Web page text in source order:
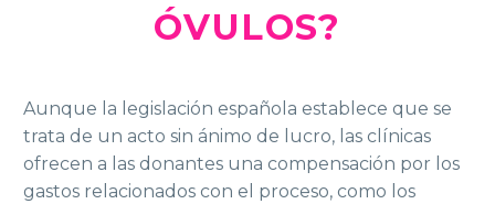
ÓVULOS?
Aunque la legislación española establece que se
trata de un acto sin ánimo de lucro, las clínicas
ofrecen a las donantes una compensación por los
gastos relacionados con el proceso, como los